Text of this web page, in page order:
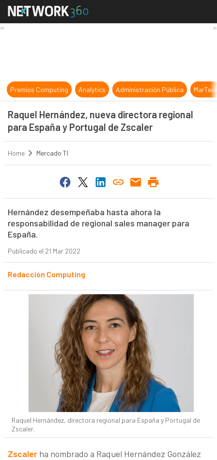
Raquel Hernández, nueva
Premios Computing Analytics Administración Pública
Raquel Hernández, nueva directora regional
para España y Portugal de Zscaler
Home Mercado TI
Hernández desempeñaba hasta ahora la
responsabilidad de regional sales manager para
España.
Publicado el 21 Mar 2022
Redacción Computing
Raquel Hernández, directora regional para España y Portugal de
Zscaler.
Zscalerha nombrado a Raquel Hernández González